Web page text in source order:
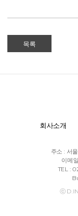
목록
회사소개
주소 : 서
이메
TEL :
ⓒ